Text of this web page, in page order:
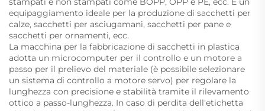
equipaggiamento ideale per la produzione di sacchetti per
calze, sacchetti per asciugamani, sacchetti per pane e
sacchetti per ornamenti, ecc.
La macchina per la fabbricazione di sacchetti in plastica
adotta un microcomputer per il controllo e un motore a
passo per il prelievo del materiale (è possibile selezionare
un sistema di controllo a motore servo) per regolare la
lunghezza con precisione e stabilità tramite il rilevamento
ottico a passo-lunghezza. In caso di perdita dell'etichetta